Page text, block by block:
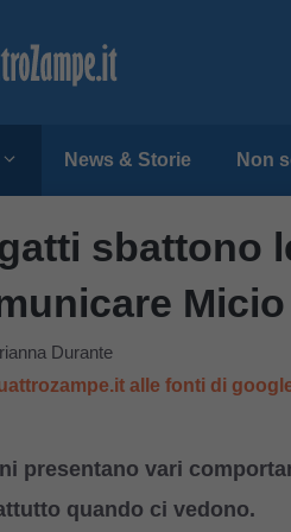
News & Storie Non
sbattono
Micio
Durante
alle fonti di
presentano vari
quando ci vedono.